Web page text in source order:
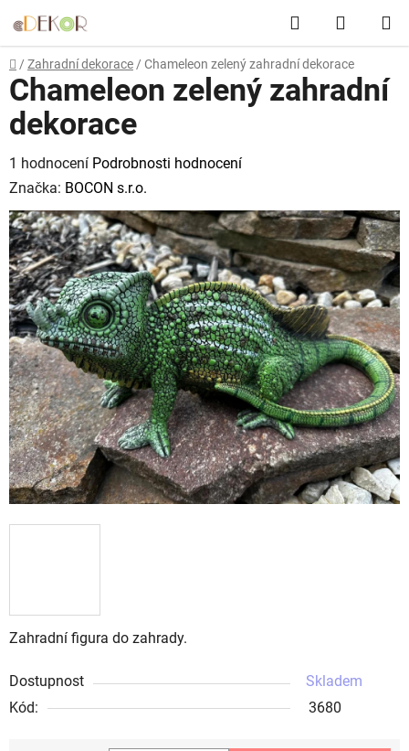
na
obsah
Hledat
KOŠÍK
Domů
/ Zahradní dekorace / Chameleon zelený zahradní dekorace
Zahradní figura do zahrady.
Dostupnost
Skladem
Kód:
3680
Chameleon zelený zahradní
dekorace
Průměrné
hodnocení
produktu
je
5,0
z
5
hvězdiček.
1 hodnocení Podrobnosti hodnocení
Značka: BOCON s.r.o.